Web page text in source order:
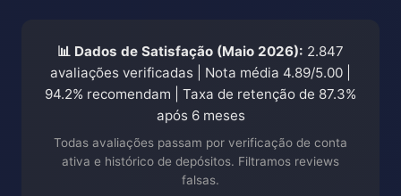
📊 Dados de Satisfação (Maio 2026): 2.847
avaliações verificadas | Nota média 4.89/5.00 |
94.2% recomendam | Taxa de retenção de 87.3%
após 6 meses
Todas avaliações passam por verificação de conta
ativa e histórico de depósitos. Filtramos reviews
falsas.